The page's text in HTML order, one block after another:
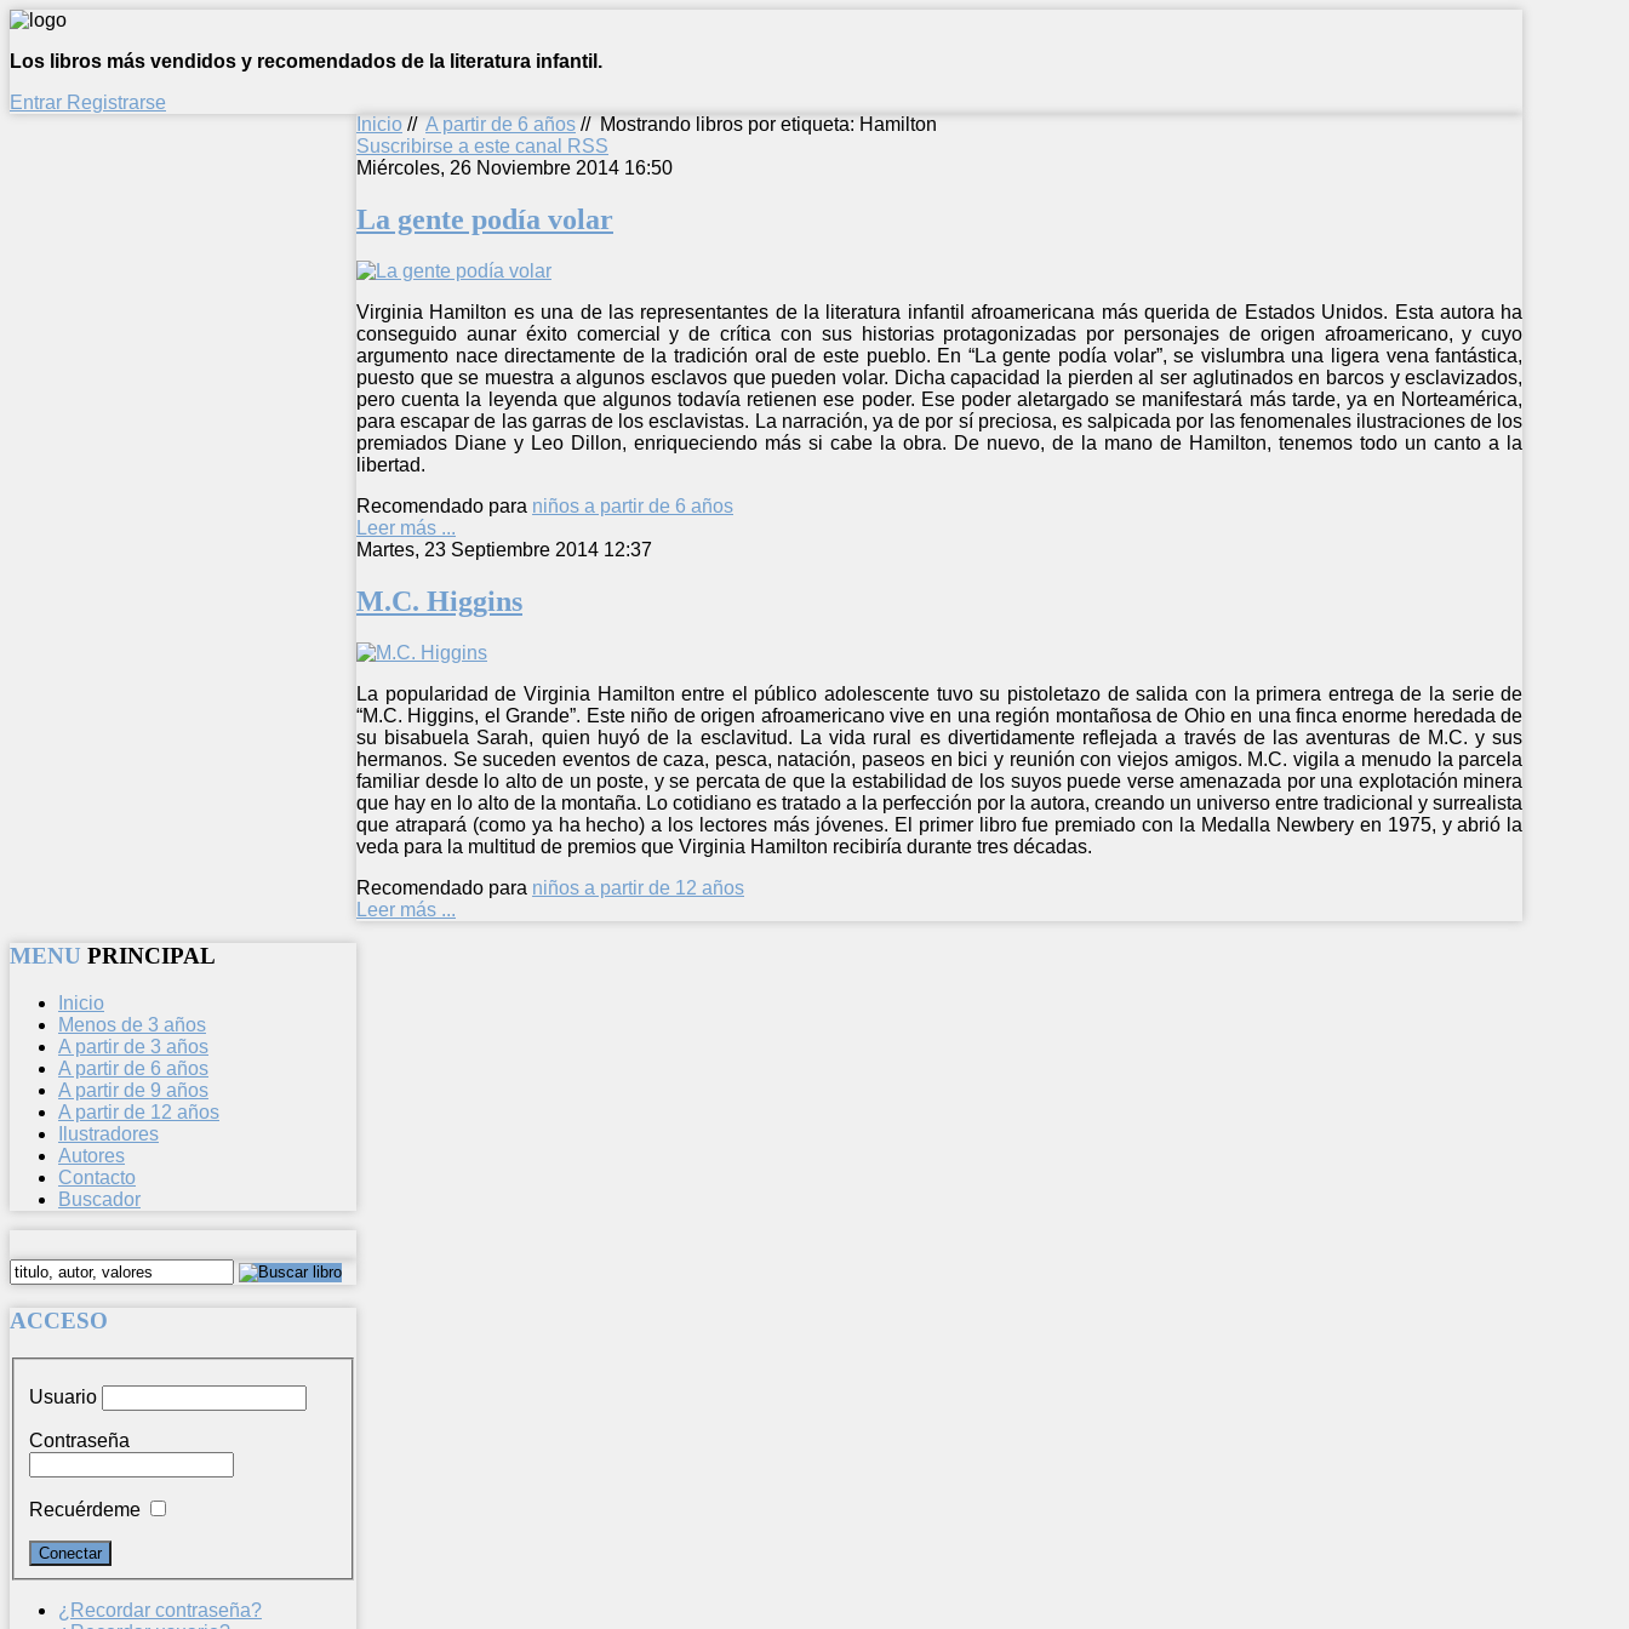
Los libros más vendidos y recomendados de la literatura infantil.
Entrar Registrarse
Inicio // A partir de 6 años // Mostrando libros por etiqueta: Hamilton
Suscribirse a este canal RSS
Miércoles, 26 Noviembre 2014 16:50
La gente podía volar
Virginia Hamilton es una de las representantes de la literatura infantil afroamericana más querida de Estados Unidos. Esta autora ha
conseguido aunar éxito comercial y de crítica con sus historias protagonizadas por personajes de origen afroamericano, y cuyo
argumento nace directamente de la tradición oral de este pueblo. En “La gente podía volar”, se vislumbra una ligera vena fantástica,
puesto que se muestra a algunos esclavos que pueden volar. Dicha capacidad la pierden al ser aglutinados en barcos y esclavizados,
pero cuenta la leyenda que algunos todavía retienen ese poder. Ese poder aletargado se manifestará más tarde, ya en Norteamérica,
para escapar de las garras de los esclavistas. La narración, ya de por sí preciosa, es salpicada por las fenomenales ilustraciones de los
premiados Diane y Leo Dillon, enriqueciendo más si cabe la obra. De nuevo, de la mano de Hamilton, tenemos todo un canto a la
libertad.
Recomendado para niños a partir de 6 años
Leer más ...
Martes, 23 Septiembre 2014 12:37
M.C. Higgins
La popularidad de Virginia Hamilton entre el público adolescente tuvo su pistoletazo de salida con la primera entrega de la serie de
“M.C. Higgins, el Grande”. Este niño de origen afroamericano vive en una región montañosa de Ohio en una finca enorme heredada de
su bisabuela Sarah, quien huyó de la esclavitud. La vida rural es divertidamente reflejada a través de las aventuras de M.C. y sus
hermanos. Se suceden eventos de caza, pesca, natación, paseos en bici y reunión con viejos amigos. M.C. vigila a menudo la parcela
familiar desde lo alto de un poste, y se percata de que la estabilidad de los suyos puede verse amenazada por una explotación minera
que hay en lo alto de la montaña. Lo cotidiano es tratado a la perfección por la autora, creando un universo entre tradicional y surrealista
que atrapará (como ya ha hecho) a los lectores más jóvenes. El primer libro fue premiado con la Medalla Newbery en 1975, y abrió la
veda para la multitud de premios que Virginia Hamilton recibiría durante tres décadas.
Recomendado para niños a partir de 12 años
Leer más ...
MENU PRINCIPAL
Inicio
Menos de 3 años
A partir de 3 años
A partir de 6 años
A partir de 9 años
A partir de 12 años
Ilustradores
Autores
Contacto
Buscador
ACCESO
Usuario
Contraseña
Recuérdeme
¿Recordar contraseña?